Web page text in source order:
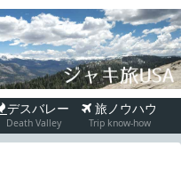
デスバレー
Death Valley
旅ノウハウ
Trip know-how